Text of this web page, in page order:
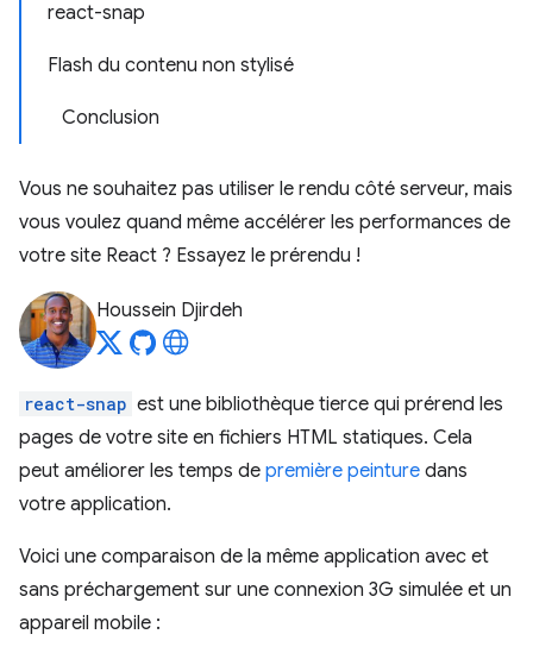
react-snap
Flash du contenu non stylisé
Conclusion
Vous ne souhaitez pas utiliser le rendu côté serveur, mais
vous voulez quand même accélérer les performances de
votre site React ? Essayez le prérendu !
Houssein Djirdeh
react-snap est une bibliothèque tierce qui prérend les
pages de votre site en fichiers HTML statiques. Cela
peut améliorer les temps de première peinture dans
votre application.
Voici une comparaison de la même application avec et
sans préchargement sur une connexion 3G simulée et un
appareil mobile :